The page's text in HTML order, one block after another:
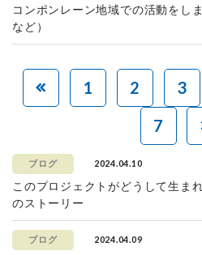
コンポンレーン地域での活動をし
など）
1 2 3
7
ブログ 2024.04.10
このプロジェクトがどうして生
のストーリー
ブログ 2024.04.09